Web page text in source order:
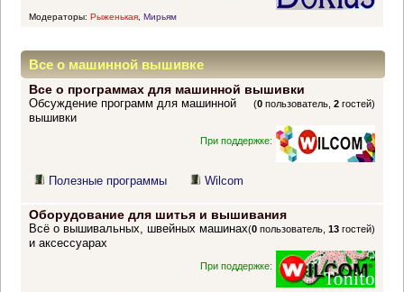
Модераторы: Рыженькая, Мирьям
Все о машинной вышивке
Все о программах для машинной вышивки
(0 пользователь,2 гостей)
Обсуждение программ для машинной
вышивки
При поддержке:
Полезные программы Wilcom
Оборудование для шитья и вышивания
(0 пользователь,13 гостей)
Всё о вышивальных, швейных машинах
и аксессуарах
При поддержке: